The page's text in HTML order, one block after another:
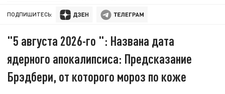
ПОДПИШИТЕСЬ:
"5 августа 2026-го ": Названа дата
ядерного апокалипсиса: Предсказание
Брэдбери, от которого мороз по коже